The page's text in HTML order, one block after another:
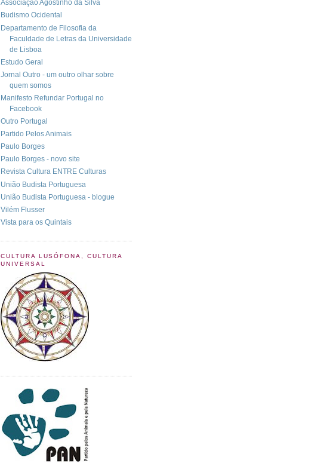
Associação Agostinho da Silva
Budismo Ocidental
Departamento de Filosofia da
Faculdade de Letras da Universidade
de Lisboa
Estudo Geral
Jornal Outro - um outro olhar sobre
quem somos
Manifesto Refundar Portugal no
Facebook
Outro Portugal
Partido Pelos Animais
Paulo Borges
Paulo Borges - novo site
Revista Cultura ENTRE Culturas
União Budista Portuguesa
União Budista Portuguesa - blogue
Vilém Flusser
Vista para os Quintais
CULTURA LUSÓFONA, CULTURA
UNIVERSAL